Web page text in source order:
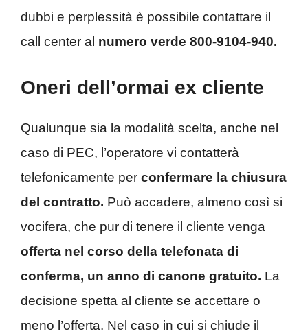
dubbi e perplessità è possibile contattare il
call center al numero verde 800-9104-940.
Oneri dell’ormai ex cliente
Qualunque sia la modalità scelta, anche nel
caso di PEC, l’operatore vi contatterà
telefonicamente per confermare la chiusura
del contratto. Può accadere, almeno così si
vocifera, che pur di tenere il cliente venga
offerta nel corso della telefonata di
conferma, un anno di canone gratuito. La
decisione spetta al cliente se accettare o
meno l’offerta. Nel caso in cui si chiude il